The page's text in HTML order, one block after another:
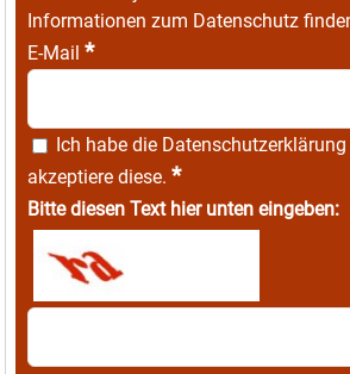
Informationen zum Datenschutz
E-Mail *
Ich habe die Datenschutzerklärung
akzeptiere diese. *
Bitte diesen Text hier unten eingeben: